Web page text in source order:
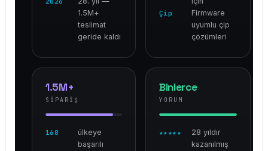
1.5M+
teslimat
geride kaldı
Çip
Firmware
uyumlu çip
çözümleri
1.5M+
SIPARIŞ
168
ülkeye
başarılı
Binlerce
YORUM
★★★★★
28 yıldır
kazanılmış